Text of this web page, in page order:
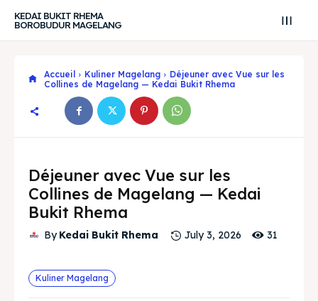
Search
Search
Explore our destinations
Explore our destinations
KEDAI BUKIT RHEMA
BOROBUDUR MAGELANG
Accueil Kuliner Magelang
Déjeuner avec Vue sur les
Collines de Magelang — Kedai Bukit Rhema
Déjeuner avec Vue sur les
Collines de Magelang — Kedai
Bukit Rhema
By Kedai Bukit Rhema July 3, 2026 31
Kuliner Magelang